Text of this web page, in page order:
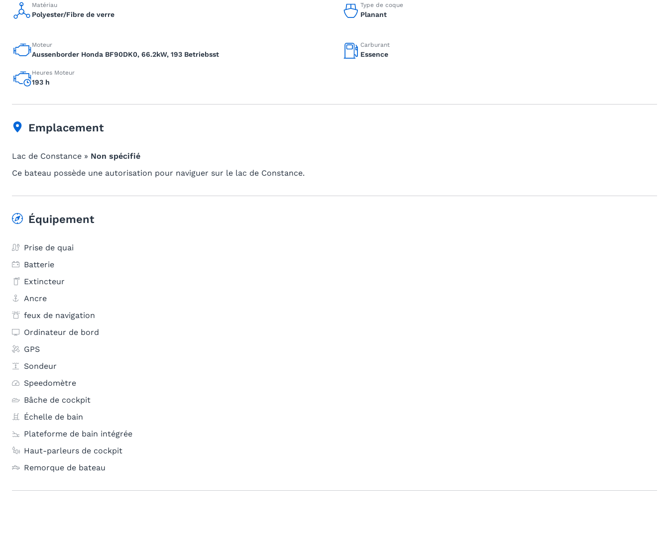
Matériau
Polyester/Fibre de verre
Type de coque
Planant
Moteur
Aussenborder Honda BF90DK0, 66.2kW, 193 Betriebsst
Carburant
Essence
Heures Moteur
193 h
Emplacement
Lac de Constance » Non spécifié
Ce bateau possède une autorisation pour naviguer sur le lac de Constance.
Équipement
Prise de quai
Batterie
Extincteur
Ancre
feux de navigation
Ordinateur de bord
GPS
Sondeur
Speedomètre
Bâche de cockpit
Échelle de bain
Plateforme de bain intégrée
Haut-parleurs de cockpit
Remorque de bateau